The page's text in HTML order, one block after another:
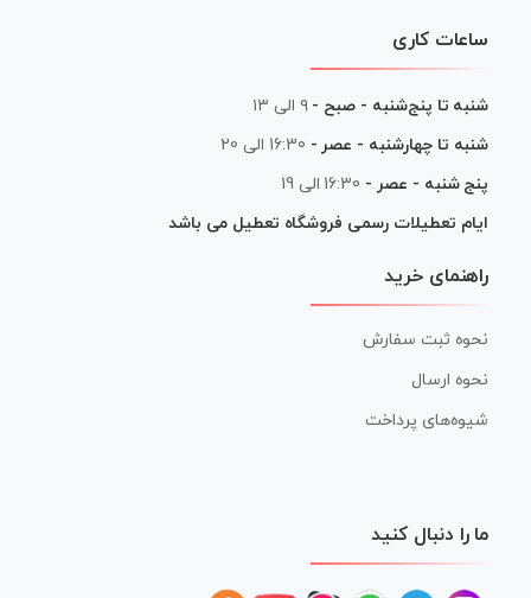
ساعات کاری
شنبه تا پنج‌شنبه - صبح - ۹ الی ۱۳
شنبه تا چهارشنبه - عصر - 16:30 الی 20
پنج شنبه - عصر - 16:30 الی 19
ایام تعطیلات رسمی فروشگاه تعطیل می باشد
راهنمای خرید
نحوه ثبت سفارش
نحوه ارسال
شیوه‌های پرداخت
ما را دنبال کنید